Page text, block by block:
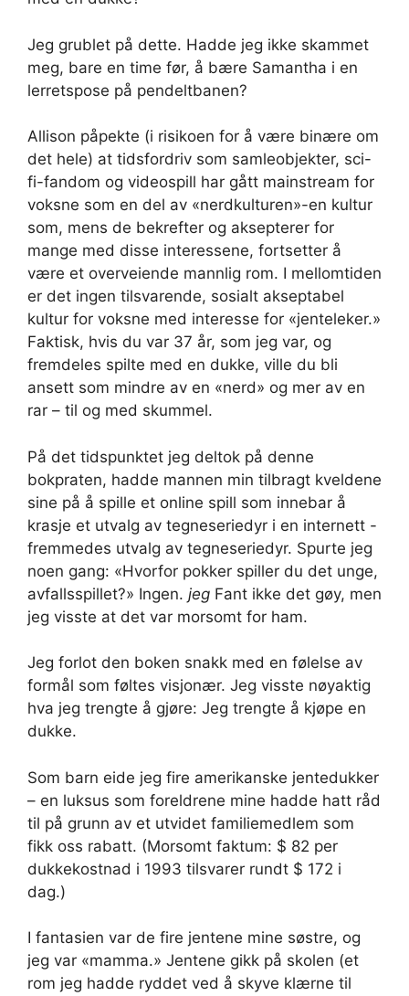
Jeg grublet på dette. Hadde jeg ikke skammet
meg, bare en time før, å bære Samantha i en
lerretspose på pendeltbanen?
Allison påpekte (i risikoen for å være binære om
det hele) at tidsfordriv som samleobjekter, sci-
fi-fandom og videospill har gått mainstream for
voksne som en del av «nerdkulturen»-en kultur
som, mens de bekrefter og aksepterer for
mange med disse interessene, fortsetter å
være et overveiende mannlig rom. I mellomtiden
er det ingen tilsvarende, sosialt akseptabel
kultur for voksne med interesse for «jenteleker.»
Faktisk, hvis du var 37 år, som jeg var, og
fremdeles spilte med en dukke, ville du bli
ansett som mindre av en «nerd» og mer av en
rar – til og med skummel.
På det tidspunktet jeg deltok på denne
bokpraten, hadde mannen min tilbragt kveldene
sine på å spille et online spill som innebar å
krasje et utvalg av tegneseriedyr i en internett -
fremmedes utvalg av tegneseriedyr. Spurte jeg
noen gang: «Hvorfor pokker spiller du det unge,
avfallsspillet?» Ingen. jeg Fant ikke det gøy, men
jeg visste at det var morsomt for ham.
Jeg forlot den boken snakk med en følelse av
formål som føltes visjonær. Jeg visste nøyaktig
hva jeg trengte å gjøre: Jeg trengte å kjøpe en
dukke.
Som barn eide jeg fire amerikanske jentedukker
– en luksus som foreldrene mine hadde hatt råd
til på grunn av et utvidet familiemedlem som
fikk oss rabatt. (Morsomt faktum: $ 82 per
dukkekostnad i 1993 tilsvarer rundt $ 172 i
dag.)
I fantasien var de fire jentene mine søstre, og
jeg var «mamma.» Jentene gikk på skolen (et
rom jeg hadde ryddet ved å skyve klærne til